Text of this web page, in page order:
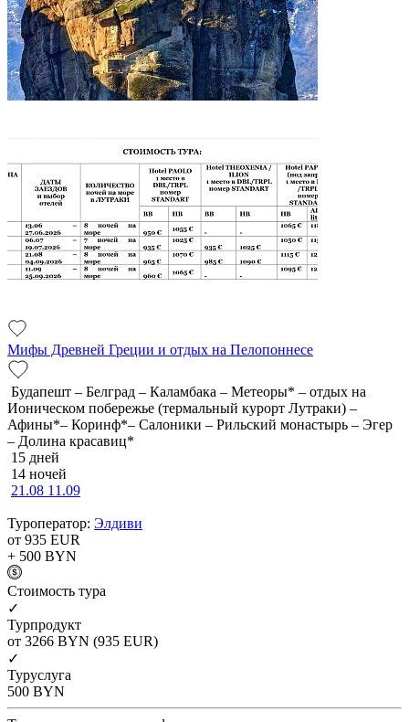
Мифы Древней Греции и отдых на Пелопоннесе
Будапешт – Белград – Каламбака – Метеоры* – отдых на
Ионическом побережье (термальный курорт Лутраки) –
Афины*– Коринф*– Салоники – Рильский монастырь – Эгер
– Долина красавиц*
15 дней
14 ночей
21.08 11.09
Туроператор: Элдиви
от 935 EUR
+ 500 BYN
Cтоимость тура
✓
Турпродукт
от 3266 BYN (935 EUR)
✓
Туруслуга
500 BYN